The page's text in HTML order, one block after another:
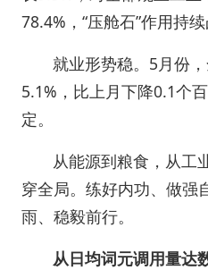
78.4%，“压舱石”作用持续
就业形势稳。5月份
5.1%，比上月下降0.1个
定。
从能源到粮食，从工
穿全局。练好内功、做强
雨、稳毅前行。
从日均词元调用量达